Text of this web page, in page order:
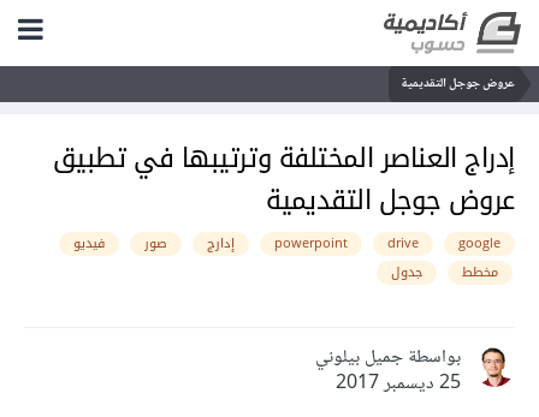
عروض جوجل التقديمية
إدراج العناصر المختلفة وترتيبها في تطبيق
عروض جوجل التقديمية
google
drive
powerpoint إدارج صور
فيديو
مخطط
جدول
بواسطة جميل بيلوني
25 ديسمبر 2017